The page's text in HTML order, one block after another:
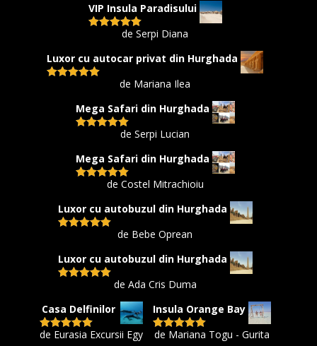
VIP Insula Paradisului
Evaluat la 5
de Serpi Diana
Luxor cu autocar privat din Hurghada
de Mariana Ilea
Mega Safari din Hurghada
Evaluat la5
de Serpi Lucian
Mega Safari din Hurghada
Evaluat la5
de Costel Mitrachioiu
Luxor cu autobuzul din Hurghada
de Bebe Oprean
Luxor cu autobuzul din Hurghada
de Ada Cris Duma
Casa Delfinilor
Evaluat la5
de Eurasia Excursii Egy
Insula Orange Bay
Evaluat la5
de Mariana Togu - Gurita